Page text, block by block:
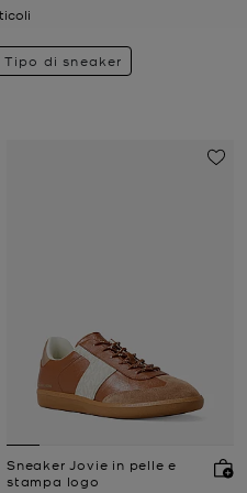
Tipo di sneaker
Sneaker Jovie in pelle e
stampa logo